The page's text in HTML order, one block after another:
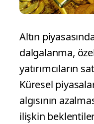
Altın
dalgalanma,
yatırımcıların
Küresel
algısının
ilişkin